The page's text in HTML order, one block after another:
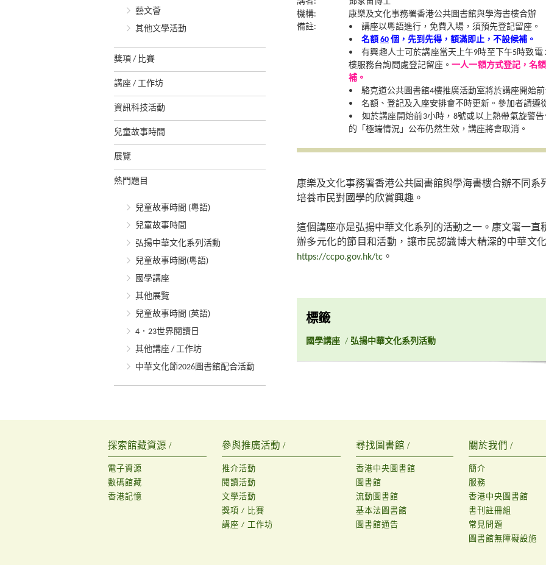
藝文薈
其他文學活動
獎項 / 比賽
講座 / 工作坊
資訊科技活動
兒童故事時間
展覽
熱門題目
兒童故事時間 (粵語)
兒童故事時間
弘揚中華文化系列活動
兒童故事時間(粵語)
國學講座
其他展覽
兒童故事時間 (英語)
4．23世界閱讀日
其他講座 / 工作坊
中華文化節2026圖書館配合活動
機構:
康樂及文化事務署香港公共圖書館與學海書樓合辦
備註:
• 講座以粵語進行，免費入場，須預先登記留座。
• 名額 60 個，先到先得，額滿即止，不設候補。
• 有興趣人士可於講座當天上午9時至下午5時致電
樓服務台詢問處登記留座。一人一額方式登記，名
補。
• 駱克道公共圖書館4樓推廣活動室將於講座開始
• 名額、登記及入座安排會不時更新。參加者請遵
• 如於講座開始前3小時，8號或以上熱帶氣旋警
的「極端情況」公布仍然生效，講座將會取消。
康樂及文化事務署香港公共圖書館與學海書樓合辦不同系
培養市民對國學的欣賞興趣。
這個講座亦是弘揚中華文化系列的活動之一。康文署一直
辦多元化的節目和活動，讓市民認識博大精深的中華文
https://ccpo.gov.hk/tc 。
標籤
國學講座 / 弘揚中華文化系列活動
探索館藏資源 /
電子資源
數碼館藏
香港記憶
參與推廣活動 /
推介活動
閱讀活動
文學活動
獎項 / 比賽
講座 / 工作坊
尋找圖書館 /
香港中央圖書館
圖書館
流動圖書館
基本法圖書館
圖書館通告
關於我們 /
簡介
服務
香港中央圖書館
書刊註冊組
常見問題
圖書館無障礙設施